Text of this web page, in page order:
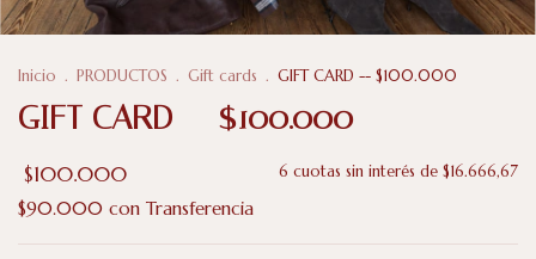
Inicio . PRODUCTOS . Gift cards . GIFT CARD -- $100.000
GIFT CARD -- $100.000
$100.000 6 cuotas sin interés de $16.666,67
$90.000 con Transferencia